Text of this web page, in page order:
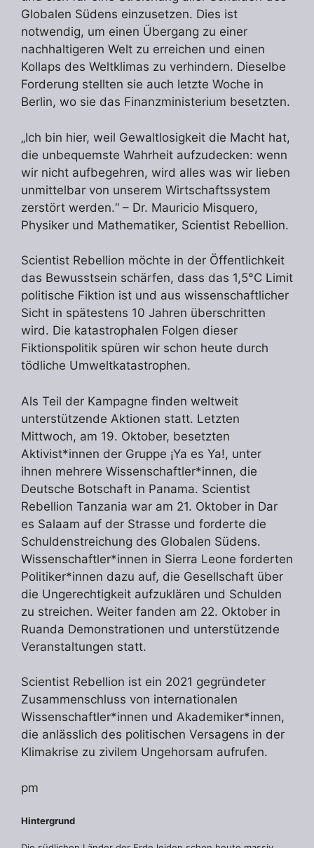
Globalen Südens einzusetzen. Dies ist
notwendig, um einen Übergang zu einer
nachhaltigeren Welt zu erreichen und einen
Kollaps des Weltklimas zu verhindern. Dieselbe
Forderung stellten sie auch letzte Woche in
Berlin, wo sie das Finanzministerium besetzten.
„Ich bin hier, weil Gewaltlosigkeit die Macht hat,
die unbequemste Wahrheit aufzudecken: wenn
wir nicht aufbegehren, wird alles was wir lieben
unmittelbar von unserem Wirtschaftssystem
zerstört werden.“ – Dr. Mauricio Misquero,
Physiker und Mathematiker, Scientist Rebellion.
Scientist Rebellion möchte in der Öffentlichkeit
das Bewusstsein schärfen, dass das 1,5°C Limit
politische Fiktion ist und aus wissenschaftlicher
Sicht in spätestens 10 Jahren überschritten
wird. Die katastrophalen Folgen dieser
Fiktionspolitik spüren wir schon heute durch
tödliche Umweltkatastrophen.
Als Teil der Kampagne finden weltweit
unterstützende Aktionen statt. Letzten
Mittwoch, am 19. Oktober, besetzten
Aktivist*innen der Gruppe ¡Ya es Ya!, unter
ihnen mehrere Wissenschaftler*innen, die
Deutsche Botschaft in Panama. Scientist
Rebellion Tanzania war am 21. Oktober in Dar
es Salaam auf der Strasse und forderte die
Schuldenstreichung des Globalen Südens.
Wissenschaftler*innen in Sierra Leone forderten
Politiker*innen dazu auf, die Gesellschaft über
die Ungerechtigkeit aufzuklären und Schulden
zu streichen. Weiter fanden am 22. Oktober in
Ruanda Demonstrationen und unterstützende
Veranstaltungen statt.
Scientist Rebellion ist ein 2021 gegründeter
Zusammenschluss von internationalen
Wissenschaftler*innen und Akademiker*innen,
die anlässlich des politischen Versagens in der
Klimakrise zu zivilem Ungehorsam aufrufen.
pm
Hintergrund